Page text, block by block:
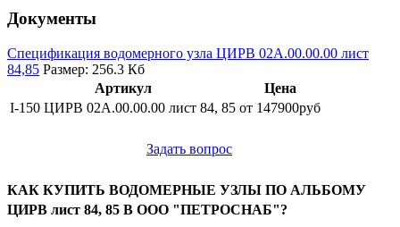
Документы
Спецификация водомерного узла ЦИРВ 02А.00.00.00 лист
84,85 Размер: 256.3 Кб
Артикул
Цена
I-150 ЦИРВ 02А.00.00.00 лист 84, 85 от 147900руб
Задать вопрос
КАК КУПИТЬ ВОДОМЕРНЫЕ УЗЛЫ ПО АЛЬБОМУ
ЦИРВ лист 84, 85 В ООО "ПЕТРОСНАБ"?